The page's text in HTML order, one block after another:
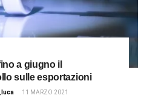
a giugno il
sulle esportazioni
11 MARZO 2021